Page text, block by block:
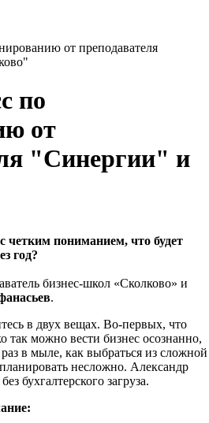
от преподавателя
по
от
"Синергии" и
четким пониманием, что будет
год?
бизнес-школ «Сколково» и
.
в двух вещах. Во-первых, что
так можно вести бизнес осознанно,
в мыле, как выбраться из сложной
несложно. Александр
бухгалтерского загруза.